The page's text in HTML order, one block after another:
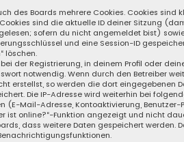
des Boards mehrere Cookies. Cookies
sind die aktuelle ID deiner Sitzung
sofern du nicht angemeldet bist)
und eine Session-ID
löschen.
der Registrierung, in deinem Profil oder
notwendig. Wenn durch den Betreiber
erstellst, so werden die dort eingegebenen
Die IP-Adresse wird weiterhin bei
Mail-Adresse, Kontoaktivierung,
ist online?“-Funktion angezeigt und nicht
dass weitere Daten gespeichert